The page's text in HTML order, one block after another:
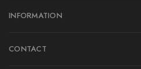
INFORMATION
CONTACT